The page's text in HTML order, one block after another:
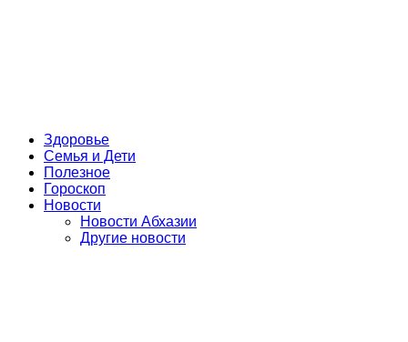
Здоровье
Семья и Дети
Полезное
Гороскоп
Новости
Новости Абхазии
Другие новости